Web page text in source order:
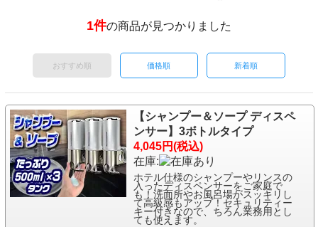
1件の商品が見つかりました
おすすめ順 価格順 新着順
【シャンプー＆ソープ ディスペ
ンサー】3ボトルタイプ
4,045円(税込)
在庫:
ホテル仕様のシャンプーやリンスの
入ったディスペンサーをご家庭で
も！洗面所やお風呂場がスッキリし
て高級感もアップ！セキュリティー
キー付きなので、ちろん業務用とし
ても使えます。